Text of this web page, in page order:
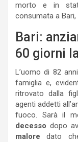
morto e in
consumata a
Bari:
60 giorni
L’uomo di 82
famiglia e,
ritrovato dalla
agenti addetti
fuoco. Sarà il
decesso dopo
malore dato